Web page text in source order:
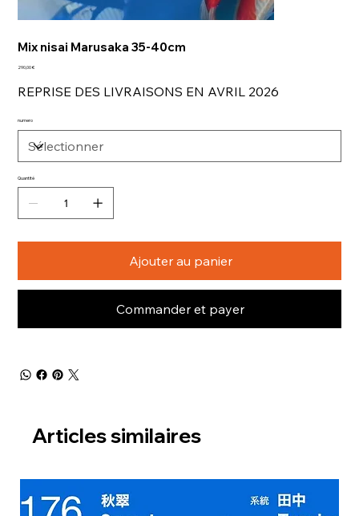
Mix nisai Marusaka 35-40cm
Prix
290,00 €
REPRISE DES LIVRAISONS EN AVRIL 2026
numero
Quantité
Ajouter au panier
Commander et payer
Articles similaires